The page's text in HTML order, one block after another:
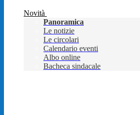
Novità
Panoramica
Le notizie
Le circolari
Calendario eventi
Albo online
Bacheca sindacale